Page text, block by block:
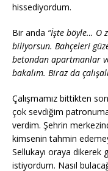
hissediyordum.
Bir anda “İşte böyle… O
biliyorsun. Bahçeleri
betondan apartmanlar
bakalım. Biraz da
Çalışmamız bittikten
çok sevdiğim
verdim. Şehrin
kimsenin tahmin
Sellukayı oraya
istiyordum. Nasıl